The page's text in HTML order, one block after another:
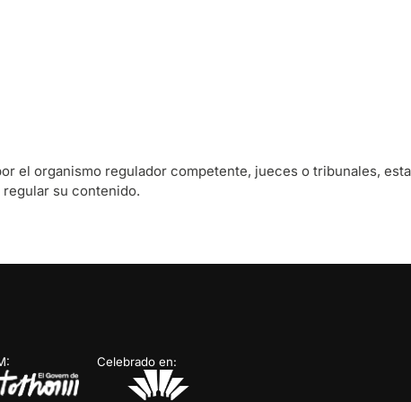
el organismo regulador competente, jueces o tribunales,
su contenido.
Celebrado en: